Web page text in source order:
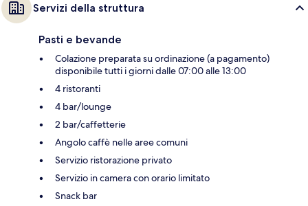
Servizi della struttura
Pasti e bevande
Colazione preparata su ordinazione (a pagamento)
disponibile tutti i giorni dalle 07:00 alle 13:00
4 ristoranti
4 bar/lounge
2 bar/caffetterie
Angolo caffè nelle aree comuni
Servizio ristorazione privato
Servizio in camera con orario limitato
Snack bar